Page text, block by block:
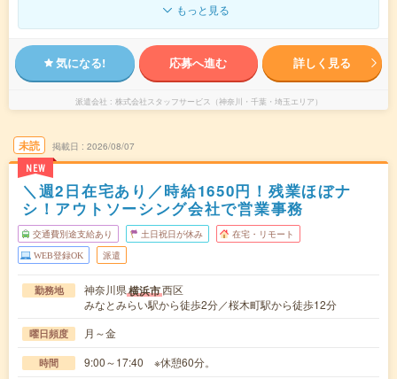
もっと見る
気になる! 応募へ進む 詳しく見る
派遣会社 株式会社スタッフサービス（神奈川・千葉・埼玉エリア）
未読
NEW
掲載日 2026/08/07
＼週2日在宅あり／時給1650円！残業ほぼナ
シ！アウトソーシング会社で営業事務
交通費別途支給あり 土日祝日が休み 在宅・リモート
WEB登録OK 派遣
勤務地 神奈川県横浜市西区
みなとみらい駅から徒歩2分／桜木町駅から徒歩12分
曜日頻度 月～金
時間 9:00～17:40 ※休憩60分。